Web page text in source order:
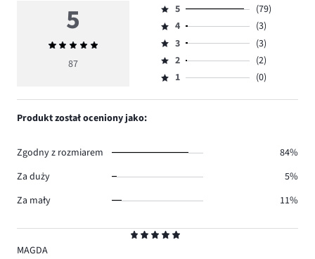
5
MAGDA
5
Średnia
ocena
87
Ocena
5,
ilość
głosów
79.
5
(79)
Ocena
4,
ilość
głosów
4
(3)
Ocena
3,
ilość
3
(3)
Ocena
2,
2
(2)
Ocena
1,
1 (0)
Produkt został oceniony jako:
Zgodny z rozmiarem
84%
Za duży
5%
Za mały
11%